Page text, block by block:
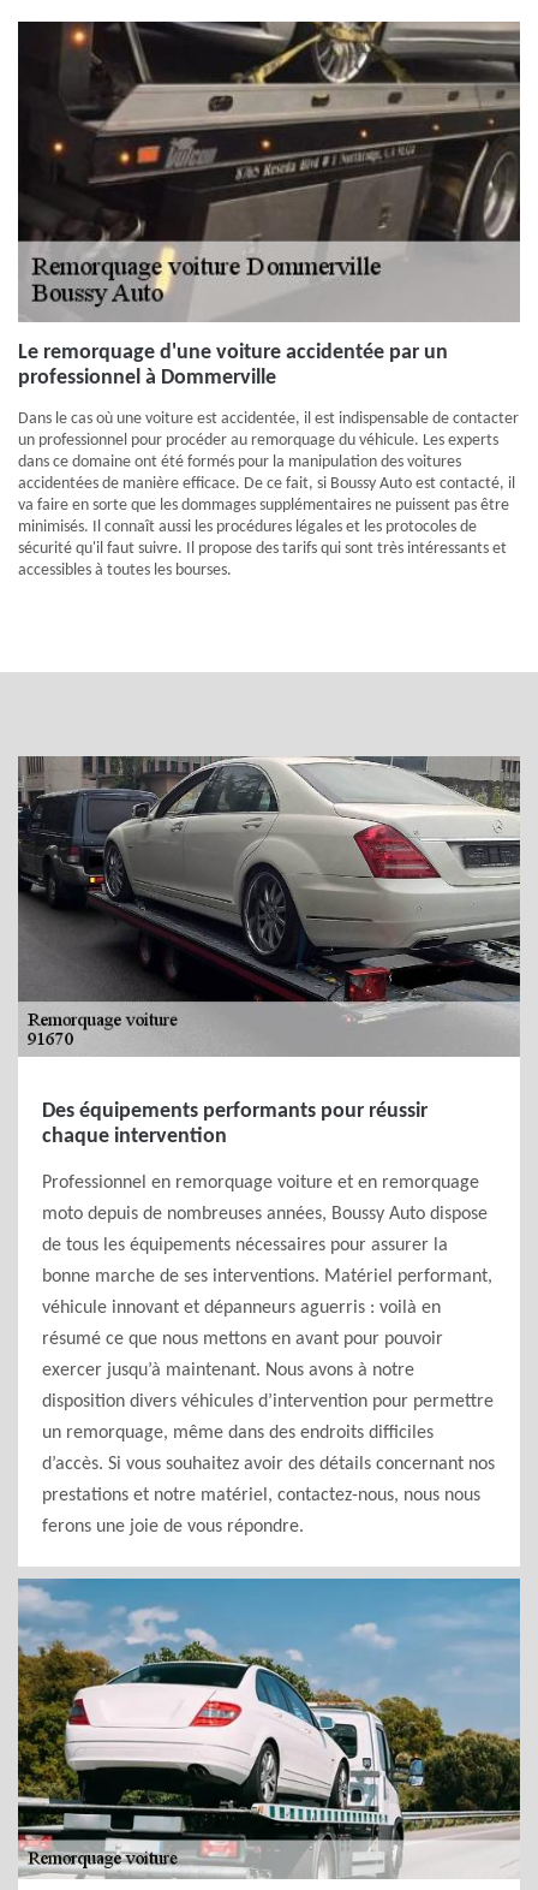
Le remorquage d'une voiture accidentée par un
professionnel à Dommerville
Dans le cas où une voiture est accidentée, il est indispensable de contacter
un professionnel pour procéder au remorquage du véhicule. Les experts
dans ce domaine ont été formés pour la manipulation des voitures
accidentées de manière efficace. De ce fait, si Boussy Auto est contacté, il
va faire en sorte que les dommages supplémentaires ne puissent pas être
minimisés. Il connaît aussi les procédures légales et les protocoles de
sécurité qu'il faut suivre. Il propose des tarifs qui sont très intéressants et
accessibles à toutes les bourses.
Des équipements performants pour réussir
chaque intervention
Professionnel en remorquage voiture et en remorquage
moto depuis de nombreuses années, Boussy Auto dispose
de tous les équipements nécessaires pour assurer la
bonne marche de ses interventions. Matériel performant,
véhicule innovant et dépanneurs aguerris : voilà en
résumé ce que nous mettons en avant pour pouvoir
exercer jusqu’à maintenant. Nous avons à notre
disposition divers véhicules d’intervention pour permettre
un remorquage, même dans des endroits difficiles
d’accès. Si vous souhaitez avoir des détails concernant nos
prestations et notre matériel, contactez-nous, nous nous
ferons une joie de vous répondre.